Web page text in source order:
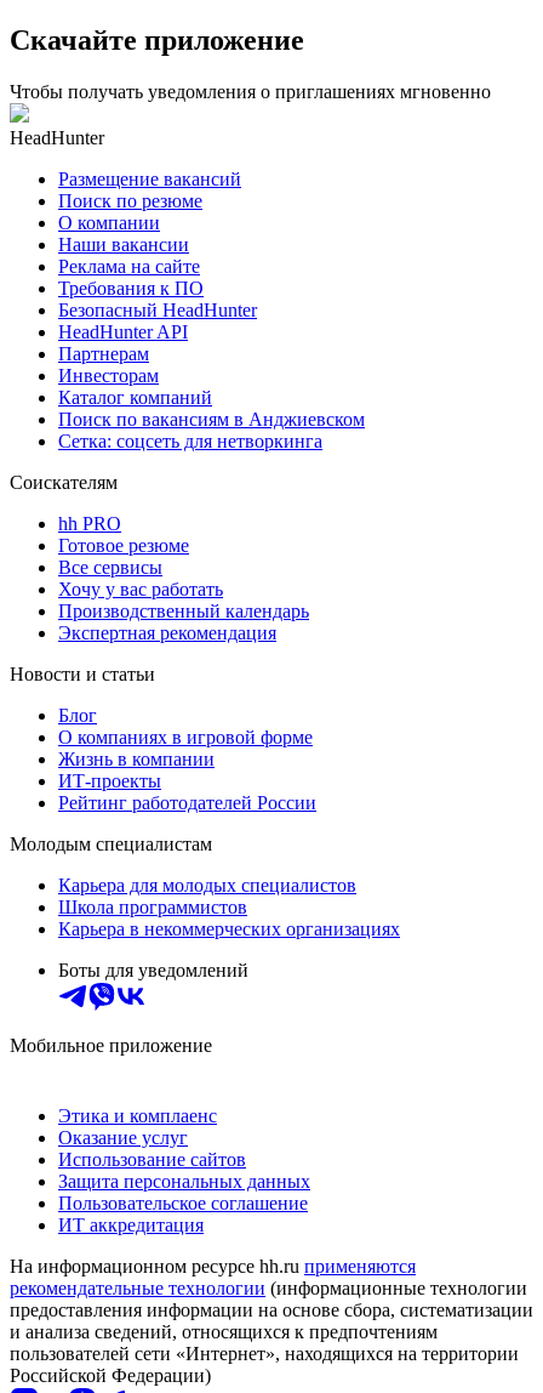
Скачайте приложение
Чтобы получать уведомления о приглашениях мгновенно
HeadHunter
Размещение вакансий
Поиск по резюме
О компании
Наши вакансии
Реклама на сайте
Требования к ПО
Безопасный HeadHunter
HeadHunter API
Партнерам
Инвесторам
Каталог компаний
Поиск по вакансиям в Анджиевском
Сетка: соцсеть для нетворкинга
Соискателям
hh PRO
Готовое резюме
Все сервисы
Хочу у вас работать
Производственный календарь
Экспертная рекомендация
Новости и статьи
Блог
О компаниях в игровой форме
Жизнь в компании
ИТ-проекты
Рейтинг работодателей России
Молодым специалистам
Карьера для молодых специалистов
Школа программистов
Карьера в некоммерческих организациях
Боты для уведомлений
Мобильное приложение
Этика и комплаенс
Оказание услуг
Использование сайтов
Защита персональных данных
Пользовательское соглашение
ИТ аккредитация
На информационном ресурсе hh.ru применяются
рекомендательные технологии (информационные технологии
предоставления информации на основе сбора, систематизации
и анализа сведений, относящихся к предпочтениям
пользователей сети «Интернет», находящихся на территории
Российской Федерации)